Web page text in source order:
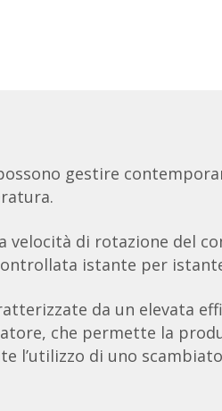
gestire
velocità di rotazione del
istante per
da un elevata
che permette la
l’utilizzo di uno